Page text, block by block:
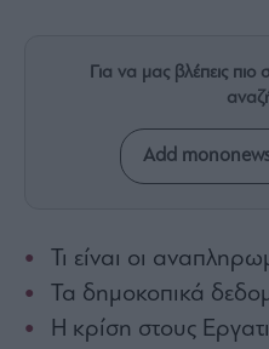
Άρθρα
Les
Vivants
Auto
Για να μας βλέπεις
Add
Τι είναι οι
Τα δημοκοπικά
Η κρίση στους